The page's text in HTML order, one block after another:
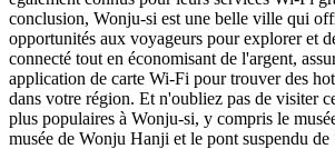
conclusion, Wonju-si est une belle ville qui
opportunités aux voyageurs pour explorer et
connecté tout en économisant de l'argent,
application de carte Wi-Fi pour trouver des
dans votre région. Et n'oubliez pas de visiter
plus populaires à Wonju-si, y compris le
musée de Wonju Hanji et le pont suspendu de